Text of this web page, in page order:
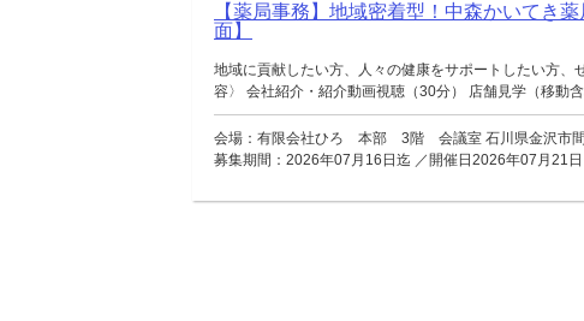
【薬局事務】地域密着型！中森かいてき
面】
地域に貢献したい方、人々の健康をサポートしたい方、
容〉 会社紹介・紹介動画視聴（30分） 店舗見学（移動
会場：有限会社ひろ 本部 3階 会議室 石川県金沢市
募集期間：2026年07月16日迄 ／開催日2026年07月21日